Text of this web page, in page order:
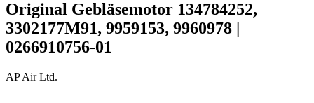
Original Gebläsemotor 134784252,
3302177M91, 9959153, 9960978 |
0266910756-01
AP Air Ltd.